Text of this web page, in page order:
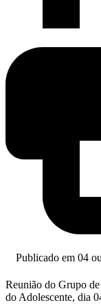
Publicado em 04
Reunião do Grupo
do Adolescente, dia